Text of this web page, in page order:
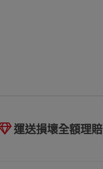
運送損壞全額理賠